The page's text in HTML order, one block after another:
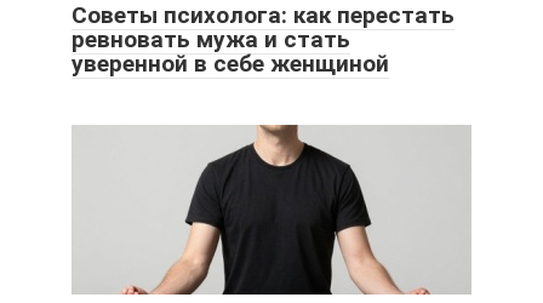
Советы психолога: как перестать
ревновать мужа и стать
уверенной в себе женщиной